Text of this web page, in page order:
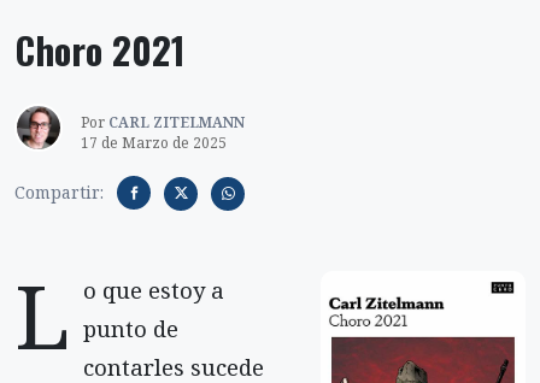
Choro 2021
Por CARL ZITELMANN
17 de Marzo de 2025
Compartir:
L o que estoy a
punto de
contarles sucede